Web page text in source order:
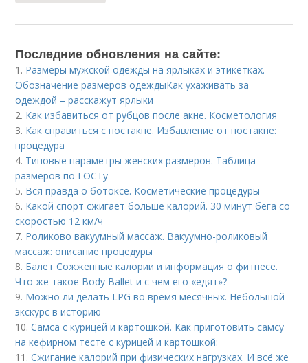
Последние обновления на сайте:
1. Размеры мужской одежды на ярлыках и этикетках.
Обозначение размеров одеждыКак ухаживать за
одеждой – расскажут ярлыки
2. Как избавиться от рубцов после акне. Косметология
3. Как справиться с постакне. Избавление от постакне:
процедура
4. Типовые параметры женских размеров. Таблица
размеров по ГОСТу
5. Вся правда о ботоксе. Косметические процедуры
6. Какой спорт сжигает больше калорий. 30 минут бега со
скоростью 12 км/ч
7. Роликово вакуумный массаж. Вакуумно-роликовый
массаж: описание процедуры
8. Балет Сожженные калории и информация о фитнесе.
Что же такое Body Ballet и с чем его «едят»?
9. Можно ли делать LPG во время месячных. Небольшой
экскурс в историю
10.Самса с курицей и картошкой. Как приготовить самсу
на кефирном тесте с курицей и картошкой:
11.Сжигание калорий при физических нагрузках. И всё же